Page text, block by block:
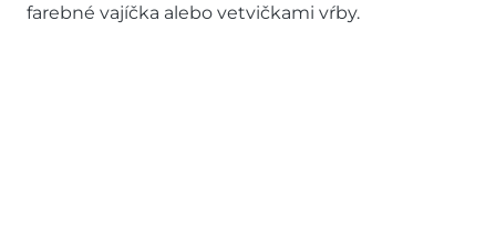
farebné vajíčka alebo vetvičkami vŕby.